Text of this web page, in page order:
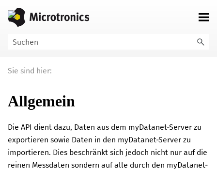
Zu Hauptinhalt springen
Sie sind hier:
Allgemein
Die API dient dazu, Daten aus dem myDatanet-Server zu
exportieren sowie Daten in den myDatanet-Server zu
importieren. Dies beschränkt sich jedoch nicht nur auf die
reinen Messdaten sondern auf alle durch den myDatanet-